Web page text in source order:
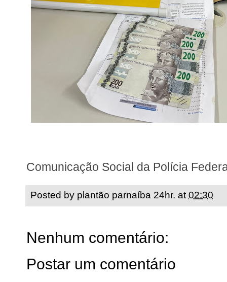
Comunicação Social da Polícia
Posted by plantão parnaíba 24hr. at 02:30
Nenhum comentário:
Postar um comentário